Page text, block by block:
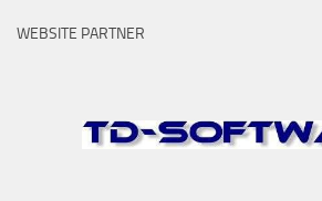
WEBSITE PARTNER